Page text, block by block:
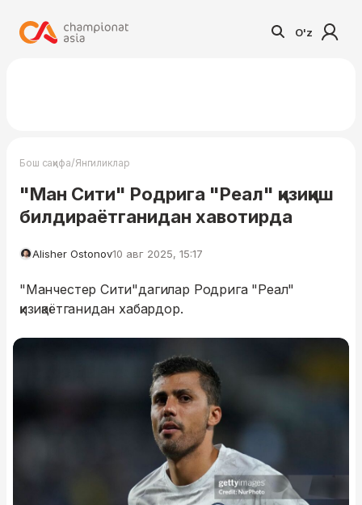
O'z
Бош саҳифа/Янгиликлар
"Ман Сити" Родрига "Реал" қизиқиш
билдираётганидан хавотирда
Alisher Ostonov10 авг 2025, 15:17
"Манчестер Сити"дагилар Родрига "Реал"
қизиқаётганидан хабардор.